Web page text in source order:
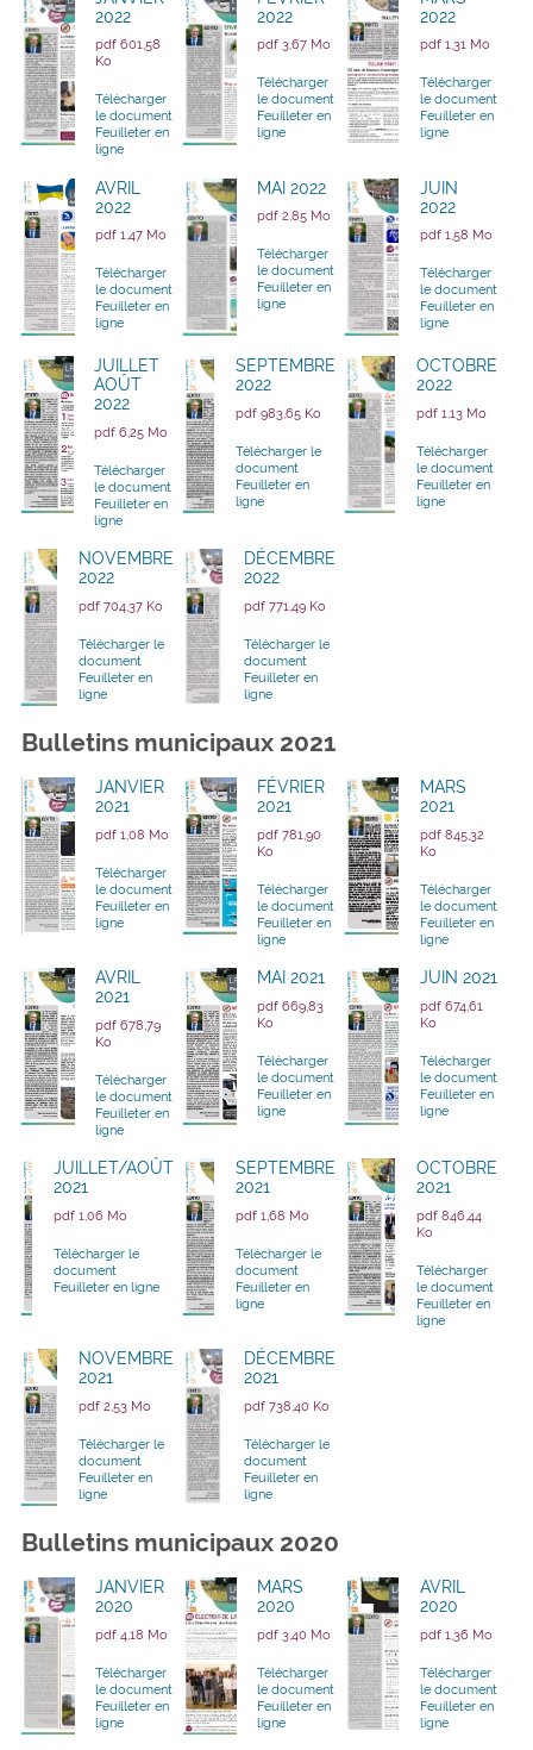
2022
pdf 601,58
Ko
Télécharger
le document
Feuilleter en
ligne
2022
pdf 3,67 Mo
Télécharger
le document
Feuilleter en
ligne
2022
pdf 1,31 Mo
Télécharger
le document
Feuilleter en
ligne
AVRIL
2022
pdf 1,47 Mo
Télécharger
le document
Feuilleter en
ligne
MAI 2022
pdf 2,85 Mo
Télécharger
le document
Feuilleter en
ligne
JUIN
2022
pdf 1,58 Mo
Télécharger
le document
Feuilleter en
ligne
JUILLET
AOÛT
2022
pdf 6,25 Mo
Télécharger
le document
Feuilleter en
ligne
SEPTEMBRE
2022
pdf 983,65 Ko
Télécharger le
document
Feuilleter en
ligne
OCTOBRE
2022
pdf 1,13 Mo
Télécharger
le document
Feuilleter en
ligne
NOVEMBRE
2022
pdf 704,37 Ko
Télécharger le
document
Feuilleter en
ligne
DÉCEMBRE
2022
pdf 771,49 Ko
Télécharger le
document
Feuilleter en
ligne
Bulletins municipaux 2021
JANVIER
2021
pdf 1,08 Mo
Télécharger
le document
Feuilleter en
ligne
FÉVRIER
2021
pdf 781,90
Ko
Télécharger
le document
Feuilleter en
ligne
MARS
2021
pdf 845,32
Ko
Télécharger
le document
Feuilleter en
ligne
AVRIL
2021
pdf 678,79
Ko
Télécharger
le document
Feuilleter en
ligne
MAI 2021
pdf 669,83
Ko
Télécharger
le document
Feuilleter en
ligne
JUIN 2021
pdf 674,61
Ko
Télécharger
le document
Feuilleter en
ligne
JUILLET/AOÛT
2021
pdf 1,06 Mo
Télécharger le
document
Feuilleter en ligne
SEPTEMBRE
2021
pdf 1,68 Mo
Télécharger le
document
Feuilleter en
ligne
OCTOBRE
2021
pdf 846,44
Ko
Télécharger
le document
Feuilleter en
ligne
NOVEMBRE
2021
pdf 2,53 Mo
Télécharger le
document
Feuilleter en
ligne
DÉCEMBRE
2021
pdf 738,40 Ko
Télécharger le
document
Feuilleter en
ligne
Bulletins municipaux 2020
JANVIER
2020
pdf 4,18 Mo
Télécharger
le document
Feuilleter en
ligne
MARS
2020
pdf 3,40 Mo
Télécharger
le document
Feuilleter en
ligne
AVRIL
2020
pdf 1,36 Mo
Télécharger
le document
Feuilleter en
ligne